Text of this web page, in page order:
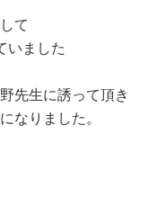
て
いました
先生に誘って頂き
なりました。